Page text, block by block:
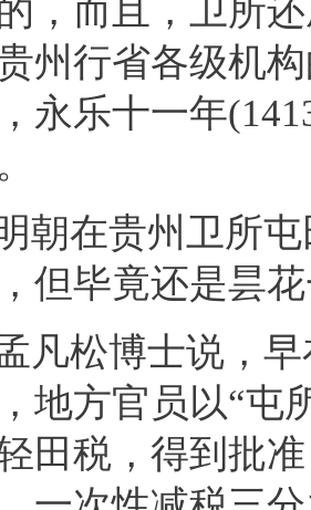
，而且，卫所
州行省各级机
永乐十一年
朝在贵州卫所
但毕竟还是昙
凡松博士说，
地方官员以“屯
田税，得到批